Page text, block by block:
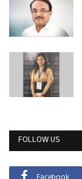
FOLLOW US